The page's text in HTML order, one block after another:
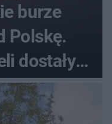
burze
Polskę.
dostały
pilnym